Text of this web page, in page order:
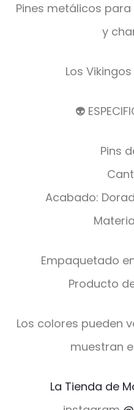
Pines metálicos
y
Los
👽
Pins
Acabado:
Empaquetado
Producto
Los colores pueden
muestran
La Tienda de